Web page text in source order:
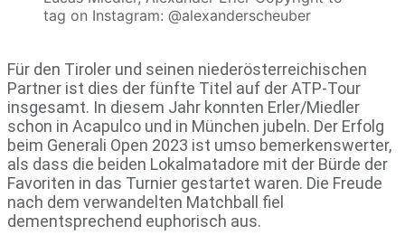
tag on Instagram: @alexanderscheuber
Für den Tiroler und seinen niederösterreichischen
Partner ist dies der fünfte Titel auf der ATP-Tour
insgesamt. In diesem Jahr konnten Erler/Miedler
schon in Acapulco und in München jubeln. Der Erfolg
beim Generali Open 2023 ist umso bemerkenswerter,
als dass die beiden Lokalmatadore mit der Bürde der
Favoriten in das Turnier gestartet waren. Die Freude
nach dem verwandelten Matchball fiel
dementsprechend euphorisch aus.